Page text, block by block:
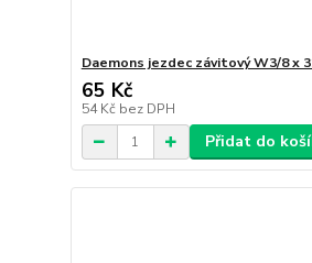
Daemons jezdec závitový W3/8 x
65 Kč
54 Kč bez DPH
Přidat do